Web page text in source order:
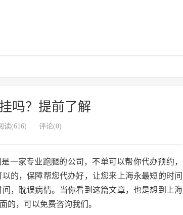
吗？提前了解
读(616) 评论(0)
一家专业跑腿的公司，不单可以帮你代办预约，
的，保障帮您代办好，让您来上海永最短的时间
，耽误病情。当你看到这篇文章，也是想到上海
的，可以免费咨询我们。